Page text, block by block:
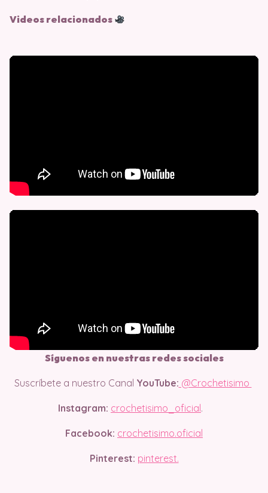
Videos relacionados
Síguenos en nuestras redes sociales
Suscríbete a nuestro Canal YouTube: @Crochetisimo
Instagram: crochetisimo_oficial .
Facebook: crochetisimo.oficial
Pinterest: pinterest.